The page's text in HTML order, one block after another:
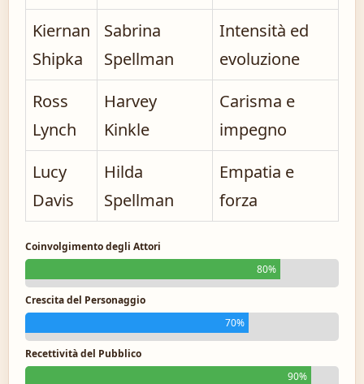
Kiernan
Shipka
Sabrina
Spellman
Intensità ed
evoluzione
Ross
Lynch
Harvey
Kinkle
Carisma e
impegno
Lucy
Davis
Hilda
Spellman
Empatia e
forza
Coinvolgimento degli Attori
80%
Crescita del Personaggio
70%
Recettività del Pubblico
90%